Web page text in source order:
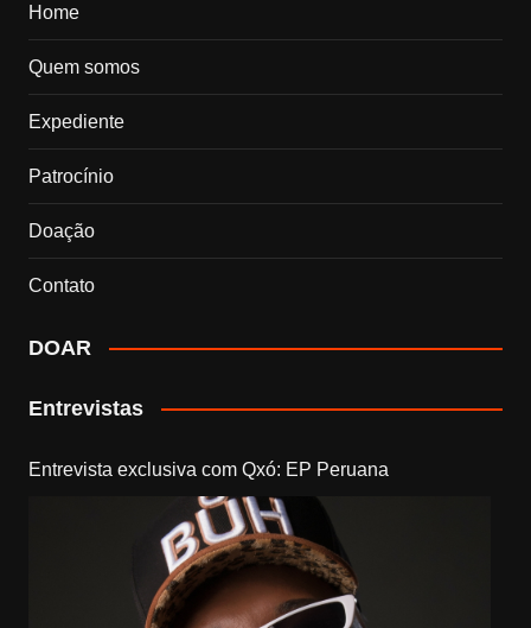
Home
Quem somos
Expediente
Patrocínio
Doação
Contato
DOAR
Entrevistas
Entrevista exclusiva com Qxó: EP Peruana